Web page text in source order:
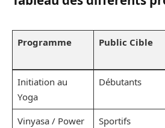
Programme Public Cible
Initiation au
Yoga
Débutants
Vinyasa / Power
Sportifs